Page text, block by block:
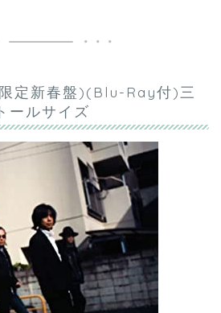
定新春盤)(Blu-Ray付)三
ールサイズ